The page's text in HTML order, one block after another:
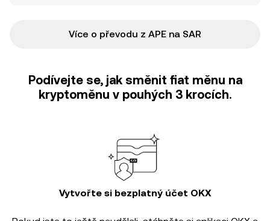
Více o převodu z APE na SAR
Podívejte se, jak směnit fiat měnu na
kryptoměnu v pouhých 3 krocích.
Vytvořte si bezplatný účet OKX